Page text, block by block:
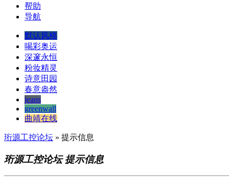
帮助
导航
默认风格
喝彩奥运
深邃永恒
粉妆精灵
诗意田园
春意盎然
jeans
greenwall
曲靖在线
珩源工控论坛 » 提示信息
珩源工控论坛 提示信息